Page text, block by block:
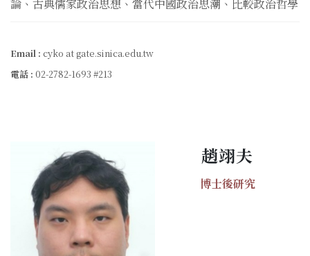
論、古典儒家政治思想、當代中國政治思潮、比較政治哲學
Email : cyko at gate.sinica.edu.tw
電話 : 02-2782-1693 #213
趙翊夫
博士後研究